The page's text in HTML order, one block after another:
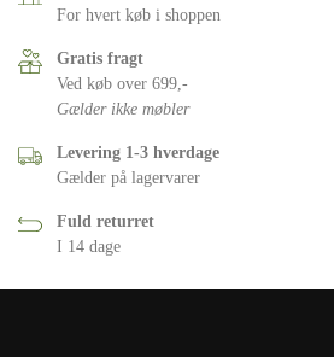
For hvert køb i shoppen
Gratis fragt
Ved køb over 699,-
Gælder ikke møbler
Levering 1-3 hverdage
Gælder på lagervarer
Fuld returret
I 14 dage